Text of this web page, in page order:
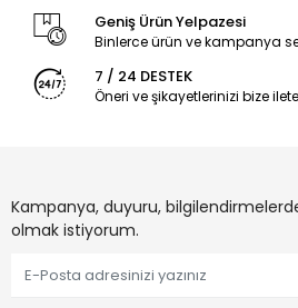
Geniş Ürün Yelpazesi
Binlerce ürün ve kampanya
7 / 24 DESTEK
Öneri ve şikayetlerinizi bize
Kampanya, duyuru,
olmak istiyorum.